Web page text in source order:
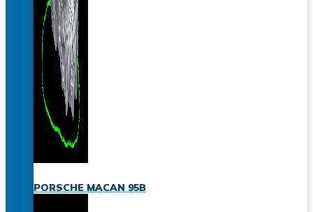
PORSCHE MACAN 95B